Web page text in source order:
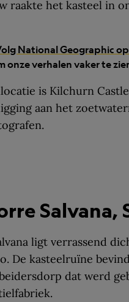
raakte het kasteel in
National Geographic
onze verhalen vaker te
is Kilchurn
aan het
Salvana,
ligt verrassend
De kasteelruïne
dat werd